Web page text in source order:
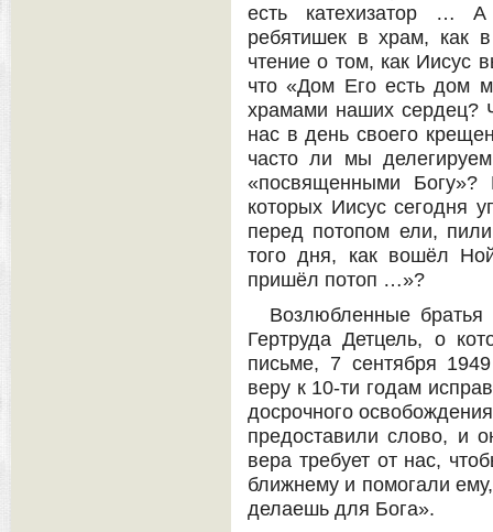
есть катехизатор …
ребятишек в храм, как
чтение о том, как Иисус
что «Дом Его есть дом
храмами наших сердец?
нас в день своего
часто ли мы
«посвященными
которых Иисус сегодня
перед потопом ели,
того дня, как вошёл
пришёл потоп …»?
Возлюбленные
Гертруда Детцель, о
письме, 7 сентября
веру к 10-ти годам
досрочного
предоставили слово, и
вера требует от нас,
ближнему и помогали
делаешь для Бога».